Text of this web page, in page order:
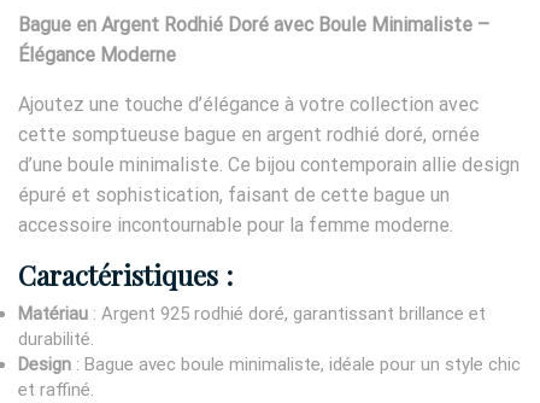
Bague en Argent Rodhié Doré avec Boule Minimaliste –
Élégance Moderne
Ajoutez une touche d’élégance à votre collection avec
cette somptueuse bague en argent rodhié doré, ornée
d’une boule minimaliste. Ce bijou contemporain allie design
épuré et sophistication, faisant de cette bague un
accessoire incontournable pour la femme moderne.
Caractéristiques :
Matériau : Argent 925 rodhié doré, garantissant brillance et
durabilité.
Design : Bague avec boule minimaliste, idéale pour un style chic
et raffiné.